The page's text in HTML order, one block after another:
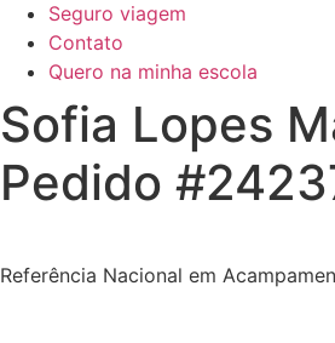
Seguro viagem
Contato
Quero na minha escola
Sofia Lopes
Pedido
Referência Nacional em